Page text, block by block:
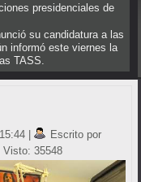
presidenciales de
su candidatura a las
informó este viernes la
TASS.
|
Escrito por
| Visto: 35548